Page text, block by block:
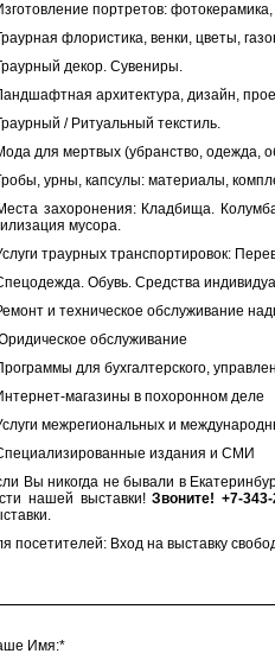
портретов:
флористика, венки, цветы,
декор. Сувениры.
архитектура, дизайн,
/ Ритуальный текстиль.
для мертвых (убранство, одежда,
урны, капсулы: материалы,
захоронения: Кладбища.
мусора.
траурных транспортировок:
Обувь. Средства
и техническое обслуживание
обслуживание
для бухгалтерского,
магазины в похоронном деле
межрегиональных и
издания и СМИ
Вы никогда не бывали в
нашей выставки!Звоните! +7-
посетителей: Вход на выставку
Имя:*